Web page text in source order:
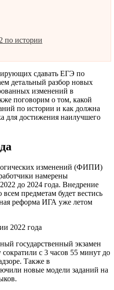
по истории
сдавать ЕГЭ по
детальный разбор новых
изменений в
поговорим о том, какой
по истории и как должна
для достижения наилучшего
изменений (ФИПИ)
намерены
до 2024 года. Внедрение
предметам будет вестись
реформа ИГА уже летом
государственный экзамен
с 3 часов 55 минут до
Также в
новые модели заданий на